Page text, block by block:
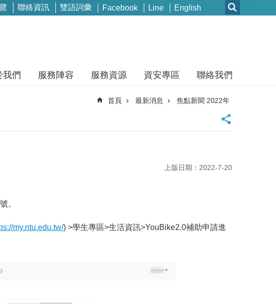
聯絡資訊 雙語詞彙 Facebook Line English
我們 服務陣容 服務資源 資安專區 聯絡我們
首頁 最新消息 焦點新聞 2022年
上版日期：2022-7-20
。
my.ntu.edu.tw/) >學生專區>生活資訊>YouBike2.0補助申請進